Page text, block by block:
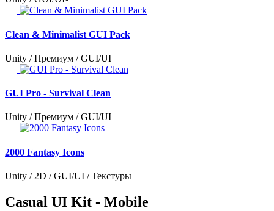
Clean & Minimalist GUI Pack
Unity / Премиум / GUI/UI
GUI Pro - Survival Clean
Unity / Премиум / GUI/UI
2000 Fantasy Icons
Unity / 2D / GUI/UI / Текстуры
Casual UI Kit - Mobile